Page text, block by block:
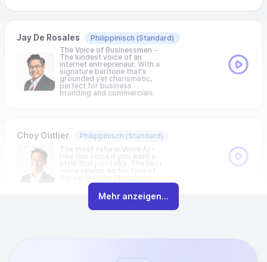
Jay De Rosales Philippinisch (Standard)
The Voice of Businessmen -
The kindest voice of an
internet entrepreneur. With a
signature baritone that's
grounded yet charismatic,
perfect for business
branding and commercials.
Choy Outlier Philippinisch (Standard)
The most natural Voice AI -
Use this voice if you want a
style that just talks. The best
Mehr anzeigen...